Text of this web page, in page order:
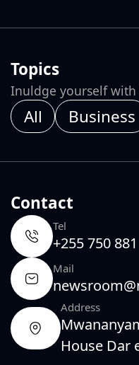
Topics
Inuldge yourself
All Business
Contact
Tel
+255 750
Mail
Address
House Dar